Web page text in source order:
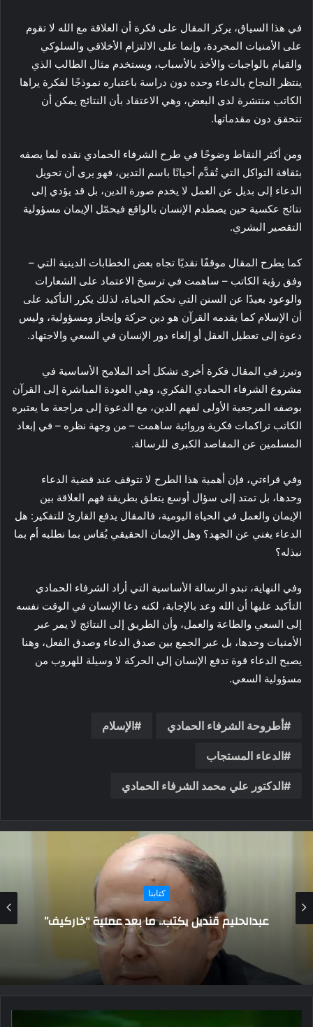
في هذا السياق، يركز المقال على فكرة أن العلاقة مع الله لا تقوم
على الأمنيات المجردة، وإنما على الالتزام الأخلاقي والسلوكي
والقيام بالواجبات والأخذ بالأسباب، ويستخدم مثال الطالب الذي
ينتظر النجاح بالدعاء وحده دون دراسة باعتباره نموذجًا لفكرة يراها
الكاتب منتشرة لدى البعض، وهي الاعتقاد بأن النتائج يمكن أن
تتحقق دون مقدماتها.
ومن أكثر النقاط وضوحًا في طرح الشرفاء الحمادي نقده لما يصفه
بثقافة التواكل التي تُقدَّم أحيانًا باسم التدين، فهو يرى أن تحويل
الدعاء إلى بديل عن العمل لا يخدم صورة الدين، بل قد يؤدي إلى
نتائج عكسية حين يصطدم الإنسان بالواقع فيحمّل الإيمان مسؤولية
التقصير البشري.
كما يطرح المقال موقفًا نقديًا تجاه بعض الخطابات الدينية التي –
وفق رؤية الكاتب – ساهمت في ترسيخ الاعتماد على الشعارات
والوعود بعيدًا عن السنن التي تحكم الحياة، لذلك يكرر التأكيد على
أن الإسلام كما يقدمه القرآن هو دين حركة وإنجاز ومسؤولية، وليس
دعوة إلى تعطيل العقل أو إلغاء دور الإنسان في السعي والاجتهاد.
وتبرز في المقال فكرة أخرى تشكل أحد الملامح الأساسية في
مشروع الشرفاء الحمادي الفكري، وهي العودة المباشرة إلى القرآن
بوصفه المرجعية الأولى لفهم الدين، مع الدعوة إلى مراجعة ما يعتبره
الكاتب تراكمات فكرية وروائية ساهمت – من وجهة نظره – في إبعاد
المسلمين عن المقاصد الكبرى للرسالة.
وفي قراءتي، فإن أهمية هذا الطرح لا تتوقف عند قضية الدعاء
وحدها، بل تمتد إلى سؤال أوسع يتعلق بطريقة فهم العلاقة بين
الإيمان والعمل في الحياة اليومية، فالمقال يدفع القارئ للتفكير: هل
الدعاء يغني عن الجهد؟ وهل الإيمان الحقيقي يُقاس بما نطلبه أم بما
نبذله؟
وفي النهاية، تبدو الرسالة الأساسية التي أراد الشرفاء الحمادي
التأكيد عليها أن الله وعد بالإجابة، لكنه دعا الإنسان في الوقت نفسه
إلى السعي والطاعة والعمل، وأن الطريق إلى النتائج لا يمر عبر
الأمنيات وحدها، بل عبر الجمع بين صدق الدعاء وصدق الفعل، وهنا
يصبح الدعاء قوة تدفع الإنسان إلى الحركة لا وسيلة للهروب من
مسؤولية السعي.
أطروحة الشرفاء الحمادي الإسلام
الدعاء المستجاب
الدكتور علي محمد الشرفاء الحمادي
كتابنا
إبراهيم علوش يكتب: قراءة في تحولات السياسة
الخارجية الصينية